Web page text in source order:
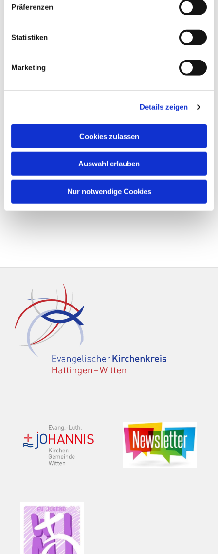
Präferenzen
Statistiken
Marketing
Details zeigen
Cookies zulassen
Auswahl erlauben
Nur notwendige Cookies